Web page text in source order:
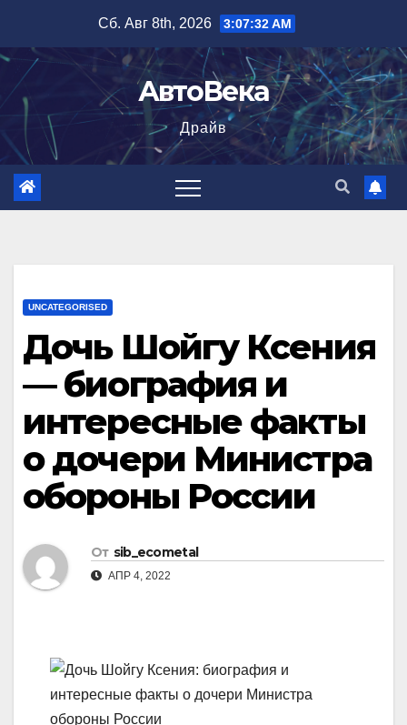
содержимому
Сб. Авг 8th, 2026 3:07:33 AM
АвтоВека
Драйв
UNCATEGORISED
Дочь Шойгу Ксения
— биография и
интересные факты
о дочери Министра
обороны России
От sib_ecometal
АПР 4, 2022